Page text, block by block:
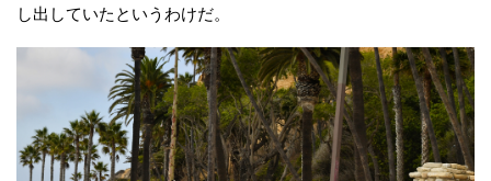
し出していたというわけだ。